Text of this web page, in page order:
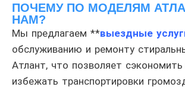
ПОЧЕМУ ПО МОДЕЛЯМ
НАМ?
Мы предлагаем **выездные
обслуживанию и ремонту
Атлант, что позволяет
избежать транспортировки